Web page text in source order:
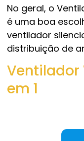
No geral, o
é uma boa
ventilador
distribuição de
Ventilador
em 1